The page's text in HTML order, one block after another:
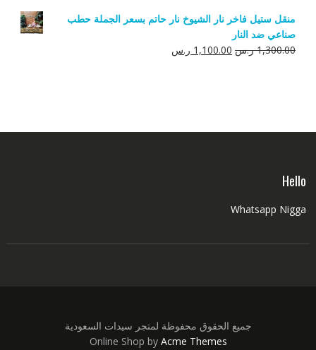
هو:
550.00 ر.س.
هو:
منقل ستيل فاخر نار الشيوخ نار حاتم بسعر الجملة حطب
صناعي ضد النار
1,300.00 ر.س السعر
1,100.00 ر.سالسعر
Hello
Whatsapp Nigga
جميع الحقوق محفوظة لمتجر سيدات السعودية
Online Shop by Acme Themes